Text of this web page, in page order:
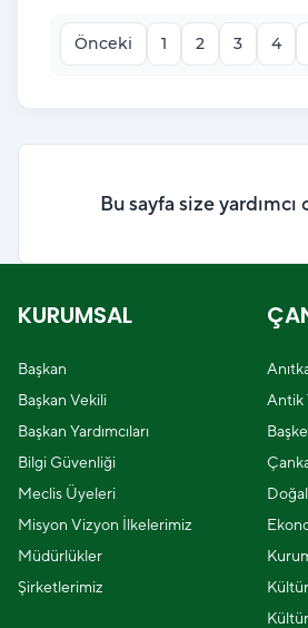
Önceki 1 2 3 4
Bu sayfa size yardımcı
KURUMSAL
Başkan
Başkan Vekili
Başkan Yardımcıları
Bilgi Güvenliği
Meclis Üyeleri
Misyon Vizyon İlkelerimiz
Müdürlükler
Şirketlerimiz
Antik
Doğal